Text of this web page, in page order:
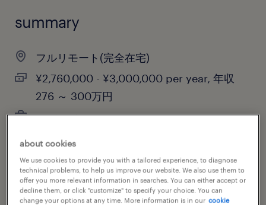
summary
フルリモート(完全在宅)
¥2,760,000 - ¥3,000,000 per year, 年収
276 ～ 300万円
contract
job category
administrative & support services
about cookies
We use cookies to provide you with a tailored experience, to diagnose
technical problems, to help us improve our website. We also use them to
offer you more relevant information in searches. You can either accept or
decline them, or click "customize" to specify your choice. You can
change your options at any time. More information is in our cookie